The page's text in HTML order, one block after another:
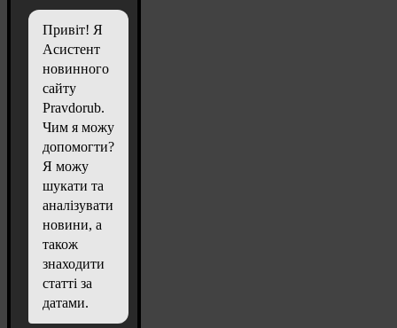
Привіт! Я
Асистент
новинного
сайту
Pravdorub.
Чим я можу
допомогти?
Я можу
шукати та
аналізувати
новини, а
також
знаходити
статті за
датами.